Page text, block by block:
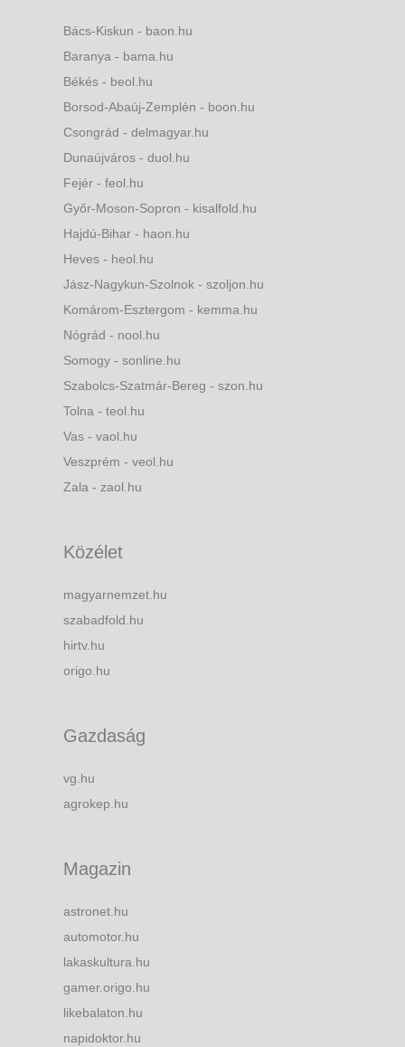
Bács-Kiskun - baon.hu
Baranya - bama.hu
Békés - beol.hu
Borsod-Abaúj-Zemplén - boon.hu
Csongrád - delmagyar.hu
Dunaújváros - duol.hu
Fejér - feol.hu
Győr-Moson-Sopron - kisalfold.hu
Hajdú-Bihar - haon.hu
Heves - heol.hu
Jász-Nagykun-Szolnok - szoljon.hu
Komárom-Esztergom - kemma.hu
Nógrád - nool.hu
Somogy - sonline.hu
Szabolcs-Szatmár-Bereg - szon.hu
Tolna - teol.hu
Vas - vaol.hu
Veszprém - veol.hu
Zala - zaol.hu
Közélet
magyarnemzet.hu
szabadfold.hu
hirtv.hu
origo.hu
Gazdaság
vg.hu
agrokep.hu
Magazin
astronet.hu
automotor.hu
lakaskultura.hu
gamer.origo.hu
likebalaton.hu
napidoktor.hu